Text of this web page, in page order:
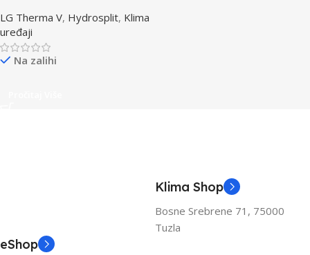
LG Therma V, Hydrosplit, Klima
uređaji
Na zalihi
Klima Shop
Bosne Srebrene 71, 75000
Tuzla
eShop